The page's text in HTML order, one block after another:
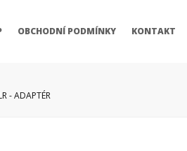
OBCHODNÍ PODMÍNKY KONTAKT
- ADAPTÉR